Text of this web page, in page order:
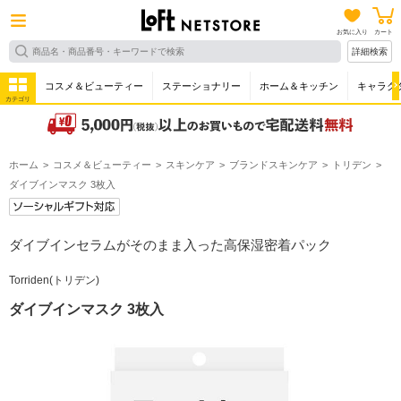
お気に入り カート
詳細検索
カテゴリ
コスメ＆ビューティー ステーショナリー ホーム＆キッチン キャラク
ホーム コスメ＆ビューティー スキンケア ブランドスキンケア
トリデン
ダイブインマスク 3枚入
ダイブインセラムがそのまま入った高保湿密着パック
Torriden(トリデン)
ダイブインマスク 3枚入